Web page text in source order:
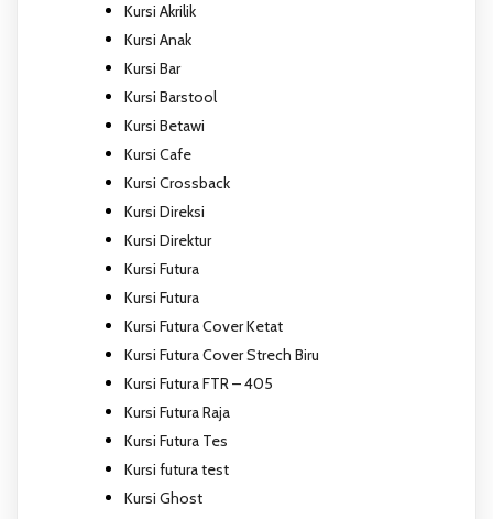
Kursi Akrilik
Kursi Anak
Kursi Bar
Kursi Barstool
Kursi Betawi
Kursi Cafe
Kursi Crossback
Kursi Direksi
Kursi Direktur
Kursi Futura
Kursi Futura
Kursi Futura Cover Ketat
Kursi Futura Cover Strech Biru
Kursi Futura FTR – 405
Kursi Futura Raja
Kursi Futura Tes
Kursi futura test
Kursi Ghost